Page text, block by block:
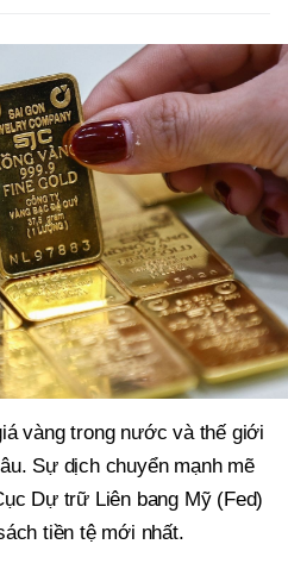
vàng trong nước và thế giới
Sự dịch chuyển mạnh mẽ
Dự trữ Liên bang Mỹ (Fed)
tiền tệ mới nhất.